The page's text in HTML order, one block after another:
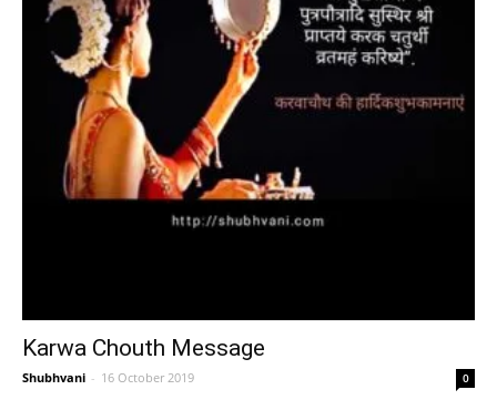
Karwa Chouth Message
Shubhvani - 16 October 2019 0